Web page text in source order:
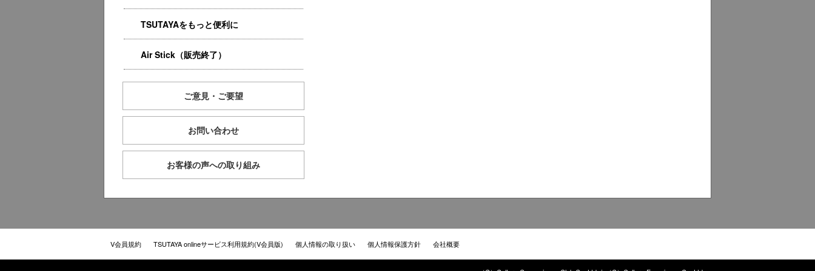
TSUTAYAをもっと便利に
Air Stick（販売終了）
ご意見・ご要望
お問い合わせ
お客様の声への取り組み
V会員規約 TSUTAYA onlineサービス利用規約(V会員版) 個人情報の取り扱い 個人情報保護方針 会社概要